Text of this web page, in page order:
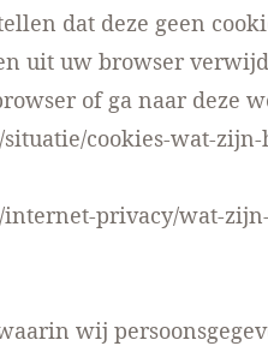
dat deze geen
uit uw browser
of ga naar deze
cookies-wat-zijn-
privacy/wat-
wij